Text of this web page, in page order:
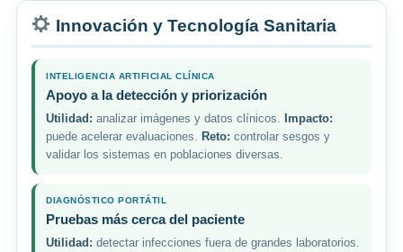
Innovación y Tecnología Sanitaria
INTELIGENCIA ARTIFICIAL CLÍNICA
Apoyo a la detección y priorización
Utilidad: analizar imágenes y datos clínicos. Impacto:
puede acelerar evaluaciones. Reto: controlar sesgos y
validar los sistemas en poblaciones diversas.
DIAGNÓSTICO PORTÁTIL
Pruebas más cerca del paciente
Utilidad: detectar infecciones fuera de grandes laboratorios.